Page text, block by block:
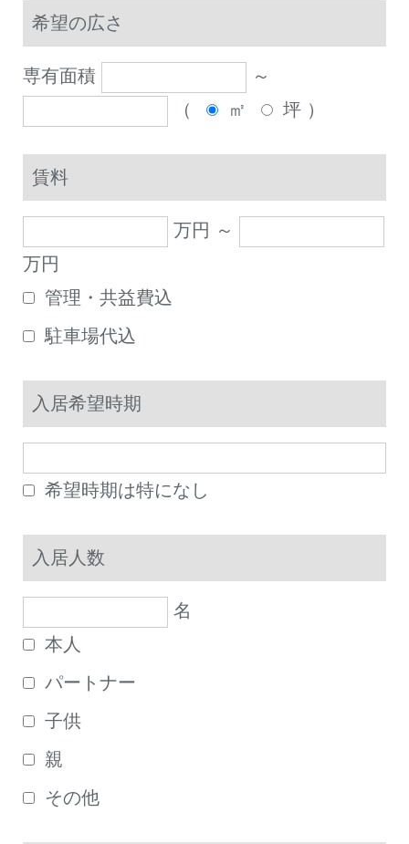
希望の広さ
専有面積
～
（
㎡ 坪 ）
賃料
万円 ～
万円
管理・共益費込
駐車場代込
入居希望時期
希望時期は特になし
入居人数
名
本人
パートナー
子供
親
その他